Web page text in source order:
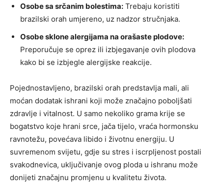
Osobe sa srčanim bolestima: Trebaju koristiti
brazilski orah umjereno, uz nadzor stručnjaka.
Osobe sklone alergijama na orašaste plodove:
Preporučuje se oprez ili izbjegavanje ovih plodova
kako bi se izbjegle alergijske reakcije.
Pojednostavljeno, brazilski orah predstavlja mali, ali
moćan dodatak ishrani koji može značajno poboljšati
zdravlje i vitalnost. U samo nekoliko grama krije se
bogatstvo koje hrani srce, jača tijelo, vraća hormonsku
ravnotežu, povećava libido i životnu energiju. U
suvremenom svijetu, gdje su stres i iscrpljenost postali
svakodnevica, uključivanje ovog ploda u ishranu može
donijeti značajnu promjenu u kvalitetu života.